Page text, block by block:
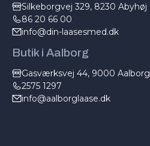
Silkeborgvej 329, 8230 Abyhøj
86 20 66 00
info@din-laasesmed.dk
Butik i Aalborg
Gasværksvej 44, 9000 Aalborg
2575 1297
info@aalborglaase.dk